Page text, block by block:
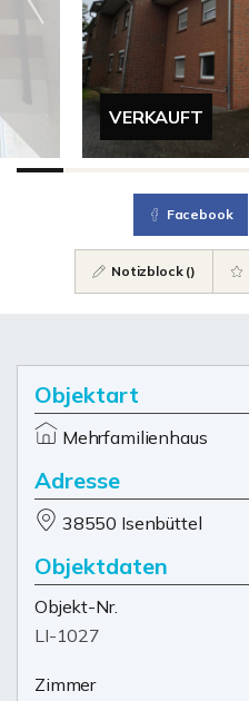
VERKAUFT
Facebook
Notizblock ()
Objektart
Mehrfamilienhaus
Adresse
38550 Isenbüttel
Objektdaten
Objekt-Nr.
LI-1027
Zimmer